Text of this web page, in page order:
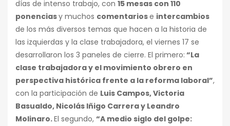
días de intenso trabajo, con 15 mesas con 110
ponenciasy muchos comentariose intercambios
de los más diversos temas que hacen a la historia de
las izquierdas y la clase trabajadora, el viernes 17 se
desarrollaron los 3 paneles de cierre. El primero: “La
clase trabajadora y el movimiento obrero en
perspectiva histórica frente a la reforma laboral”,
con la participación de Luis Campos, Victoria
Basualdo, Nicolás Iñigo Carrera y Leandro
Molinaro.El segundo, “A medio siglo del golpe: